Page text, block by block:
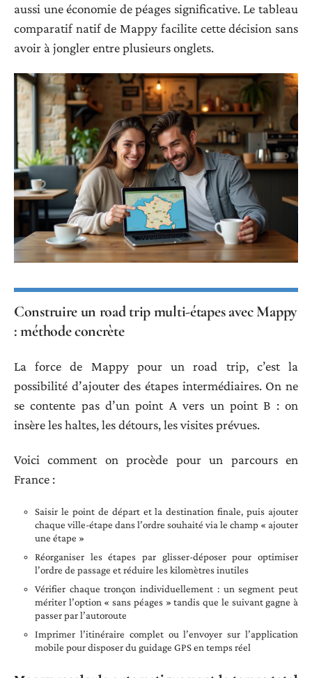
aussi une économie de péages significative. Le tableau
comparatif natif de Mappy facilite cette décision sans
avoir à jongler entre plusieurs onglets.
Construire un road trip multi-étapes avec Mappy
: méthode concrète
La force de Mappy pour un road trip, c’est la
possibilité d’ajouter des étapes intermédiaires. On ne
se contente pas d’un point A vers un point B : on
insère les haltes, les détours, les visites prévues.
Voici comment on procède pour un parcours en
France :
Saisir le point de départ et la destination finale, puis ajouter
chaque ville-étape dans l’ordre souhaité via le champ « ajouter
une étape »
Réorganiser les étapes par glisser-déposer pour optimiser
l’ordre de passage et réduire les kilomètres inutiles
Vérifier chaque tronçon individuellement : un segment peut
mériter l’option « sans péages » tandis que le suivant gagne à
passer par l’autoroute
Imprimer l’itinéraire complet ou l’envoyer sur l’application
mobile pour disposer du guidage GPS en temps réel